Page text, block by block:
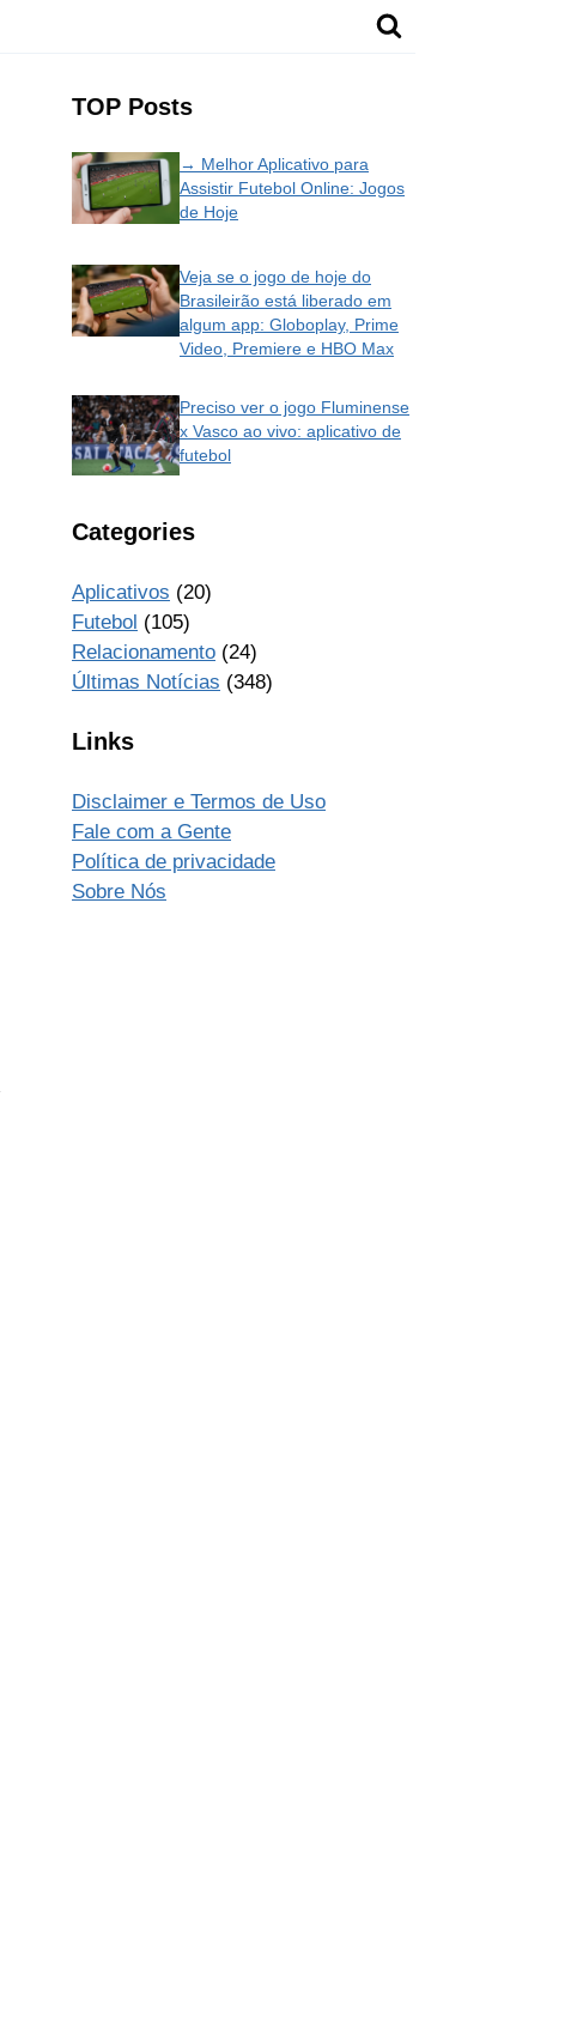
TOP Posts
→ Melhor Aplicativo para
Assistir Futebol Online: Jogos
de Hoje
Veja se o jogo de hoje do
Brasileirão está liberado em
algum app: Globoplay, Prime
Video, Premiere e HBO Max
Preciso ver o jogo Fluminense
x Vasco ao vivo: aplicativo de
futebol
Categories
Aplicativos (20)
Futebol (105)
Relacionamento (24)
Últimas Notícias (348)
Links
Disclaimer e Termos de Uso
Fale com a Gente
Política de privacidade
Sobre Nós